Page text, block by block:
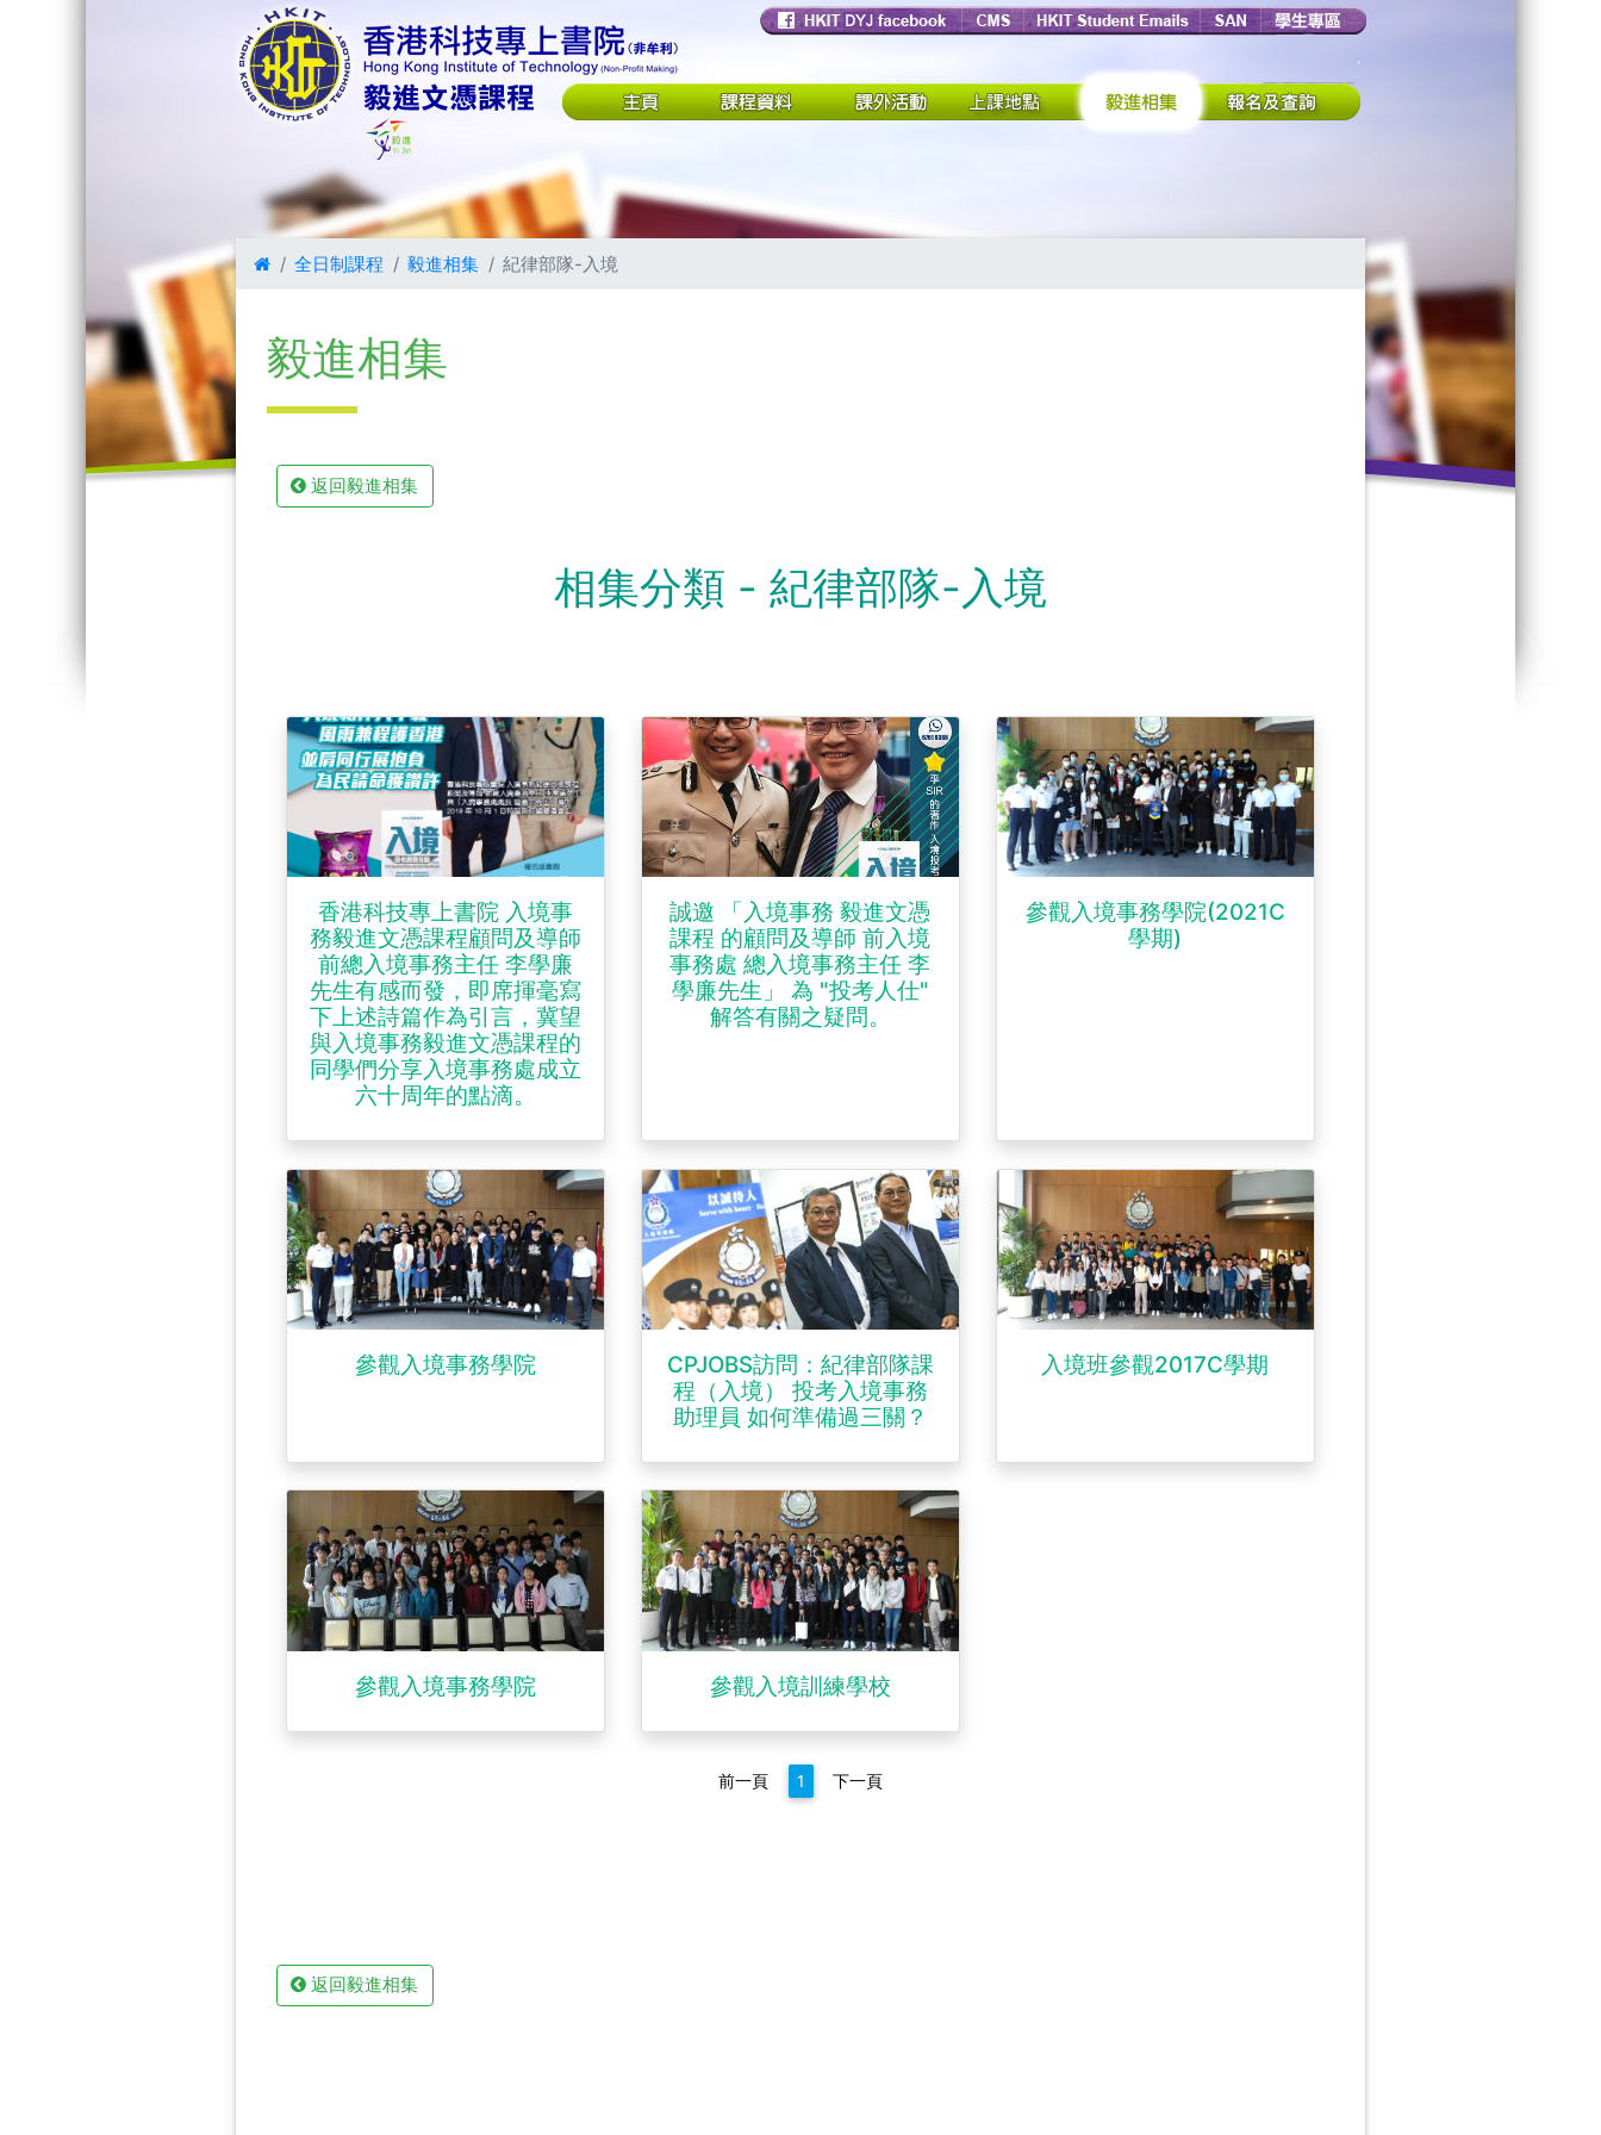
全日制課程 毅進相集 紀律部隊-入境
毅進相集
返回毅進相集
相集分類 - 紀律部隊-入境
香港科技專上書院 入境事
務毅進文憑課程顧問及導師
前總入境事務主任 李學廉
先生有感而發，即席揮毫寫
下上述詩篇作為引言，冀望
與入境事務毅進文憑課程的
同學們分享入境事務處成立
六十周年的點滴。
誠邀 「入境事務 毅進文憑
課程 的顧問及導師 前入境
事務處 總入境事務主任 李
學廉先生」 為 "投考人仕"
解答有關之疑問。
參觀入境事務學院(2021C
學期)
參觀入境事務學院
CPJOBS訪問：紀律部隊課
程（入境） 投考入境事務
助理員 如何準備過三關？
入境班參觀2017C學期
參觀入境事務學院 參觀入境訓練學校
前一頁 1 下一頁
返回毅進相集